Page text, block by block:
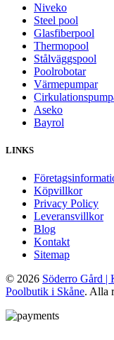
Niveko
Steel pool
Glasfiberpool
Thermopool
Stålväggspool
Poolrobotar
Värmepumpar
Aseko
Bayrol
LINKS
Köpvillkor
Privacy Policy
Leveransvillkor
Blog
Kontakt
Sitemap
© 2026 Söderro Gård |
Poolbutik i Skåne. Alla